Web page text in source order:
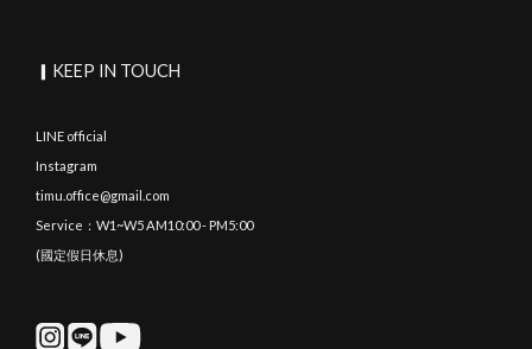
▎KEEP IN TOUCH
LINE official
Instagram
timu.office@gmail.com
Service：W1~W5 AM10:00 - PM5:00
(國定假日休息)